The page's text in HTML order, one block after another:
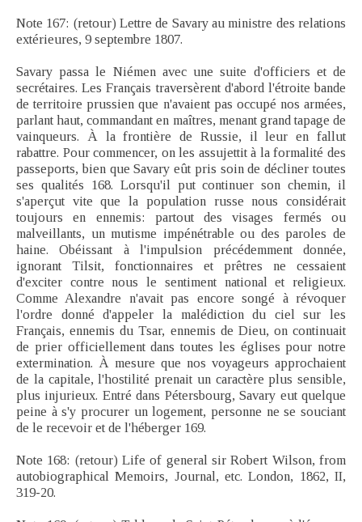
Note 167: (retour) Lettre de Savary au ministre des relations
extérieures, 9 septembre 1807.
Savary passa le Niémen avec une suite d'officiers et de
secrétaires. Les Français traversèrent d'abord l'étroite bande
de territoire prussien que n'avaient pas occupé nos armées,
parlant haut, commandant en maîtres, menant grand tapage de
vainqueurs. À la frontière de Russie, il leur en fallut
rabattre. Pour commencer, on les assujettit à la formalité des
passeports, bien que Savary eût pris soin de décliner toutes
ses qualités 168. Lorsqu'il put continuer son chemin, il
s'aperçut vite que la population russe nous considérait
toujours en ennemis: partout des visages fermés ou
malveillants, un mutisme impénétrable ou des paroles de
haine. Obéissant à l'impulsion précédemment donnée,
ignorant Tilsit, fonctionnaires et prêtres ne cessaient
d'exciter contre nous le sentiment national et religieux.
Comme Alexandre n'avait pas encore songé à révoquer
l'ordre donné d'appeler la malédiction du ciel sur les
Français, ennemis du Tsar, ennemis de Dieu, on continuait
de prier officiellement dans toutes les églises pour notre
extermination. À mesure que nos voyageurs approchaient
de la capitale, l'hostilité prenait un caractère plus sensible,
plus injurieux. Entré dans Pétersbourg, Savary eut quelque
peine à s'y procurer un logement, personne ne se souciant
de le recevoir et de l'héberger 169.
Note 168: (retour) Life of general sir Robert Wilson, from
autobiographical Memoirs, Journal, etc. London, 1862, II,
319-20.